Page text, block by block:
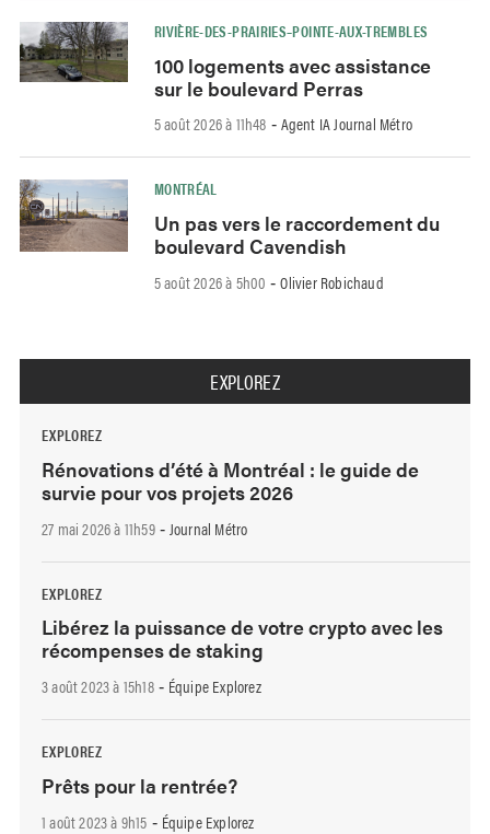
RIVIÈRE-DES-PRAIRIES–POINTE-AUX-TREMBLES
100 logements avec assistance
sur le boulevard Perras
5 août 2026 à 11h48 - Agent IA Journal Métro
MONTRÉAL
Un pas vers le raccordement du
boulevard Cavendish
5 août 2026 à 5h00 -Olivier Robichaud
EXPLOREZ
EXPLOREZ
Rénovations d’été à Montréal : le guide de
survie pour vos projets 2026
27 mai 2026 à 11h59- Journal Métro
EXPLOREZ
Libérez la puissance de votre crypto avec les
récompenses de staking
3 août 2023 à 15h18- Équipe Explorez
EXPLOREZ
Prêts pour la rentrée?
1 août 2023 à 9h15 - Équipe Explorez